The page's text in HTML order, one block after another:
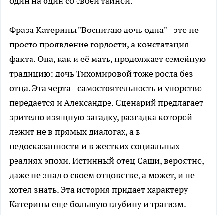
Фраза Катерины "Воспитаю дочь одна" - это не
просто проявление гордости, а констатация
факта. Она, как и её мать, продолжает семейную
традицию: дочь Тихомировой тоже росла без
отца. Эта черта - самостоятельность и упорство -
передается и Александре. Сценарий предлагает
зрителю изящную загадку, разгадка которой
лежит не в прямых диалогах, а в
недосказанности и в жестких социальных
реалиях эпохи. Истинный отец Саши, вероятно,
даже не знал о своем отцовстве, а может, и не
хотел знать. Эта история придает характеру
Катерины еще большую глубину и трагизм.